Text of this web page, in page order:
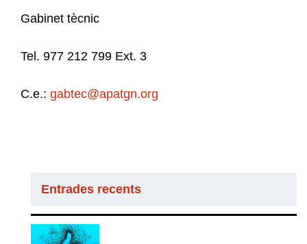
Gabinet tècnic
Tel. 977 212 799 Ext. 3
C.e.: gabtec@apatgn.org
Entrades recents